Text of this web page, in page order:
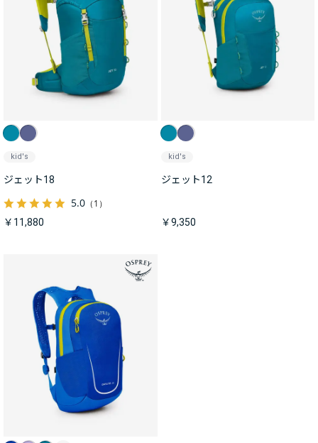
kid's
ジェット18
5.0 （1）
￥11,880
kid's
ジェット12
￥9,350